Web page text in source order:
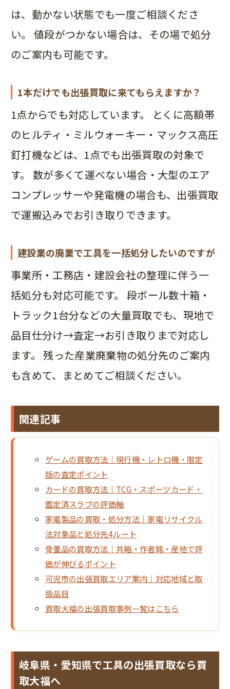
は、動かない状態でも一度ご相談くださ
い。 値段がつかない場合は、その場で処分
のご案内も可能です。
1本だけでも出張買取に来てもらえますか？
1点からでも対応しています。 とくに高額帯
のヒルティ・ミルウォーキー・マックス高圧
釘打機などは、1点でも出張買取の対象で
す。 数が多くて運べない場合・大型のエア
コンプレッサーや発電機の場合も、出張買取
で運搬込みでお引き取りできます。
建設業の廃業で工具を一括処分したいのですが
事業所・工務店・建設会社の整理に伴う一
括処分も対応可能です。 段ボール数十箱・
トラック1台分などの大量買取でも、現地で
品目仕分け→査定→お引き取りまで対応し
ます。 残った産業廃棄物の処分先のご案内
も含めて、まとめてご相談ください。
関連記事
ゲームの買取方法｜現行機・レトロ機・限定
版の査定ポイント
カードの買取方法｜TCG・スポーツカード・
鑑定済スラブの評価軸
家電製品の買取・処分方法｜家電リサイクル
法対象品と処分先4ルート
骨董品の買取方法｜共箱・作者銘・産地で評
価が伸びるポイント
可児市の出張買取エリア案内｜対応地域と取
扱品目
買取大福の出張買取事例一覧はこちら
岐阜県・愛知県で工具の出張買取なら買
取大福へ